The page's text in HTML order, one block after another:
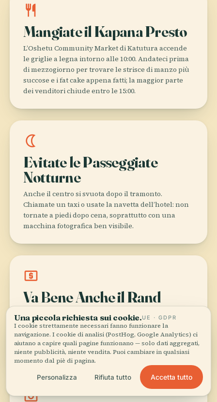
restaurant
Mangiate il Kapana Presto
L’Oshetu Community Market di Katutura accende
le griglie a legna intorno alle 10:00. Andateci prima
di mezzogiorno per trovare le strisce di manzo più
succose e i fat cake appena fatti; la maggior parte
dei venditori chiude entro le 15:00.
nightlight
Evitate le Passeggiate
Notturne
Anche il centro si svuota dopo il tramonto.
Chiamate un taxi o usate la navetta dell’hotel: non
tornate a piedi dopo cena, soprattutto con una
macchina fotografica ben visibile.
local_atm
Va Bene Anche il Rand
Il rand sudafricano è accettato ovunque con
cambio 1:1. Se arrivate dal Sudafrica, spendete qui i
rand avanzati invece di pagare due volte le
commissioni di conversione.
photo_camera
Una piccola richiesta sui cookie.UE · GDPR
I cookie strettamente necessari fanno funzionare la
navigazione. I cookie di analisi (PostHog, Google Analytics) ci
aiutano a capire quali pagine funzionano — solo dati aggregati,
niente pubblicità, niente vendita. Puoi cambiare in qualsiasi
momento dal piè di pagina.
Personalizza Rifiuta tutto Accetta tutto